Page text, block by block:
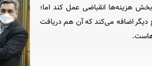
هزینه‌ها انقباضی عمل کند اما؛
دیگر اضافه می‌کند که آن هم دریافت